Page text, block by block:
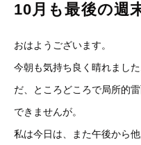
10月も最後の週
おはようございます。
今朝も気持ち良く晴れまし
だ、ところどころで局所的
できませんが。
私は今日は、また午後から